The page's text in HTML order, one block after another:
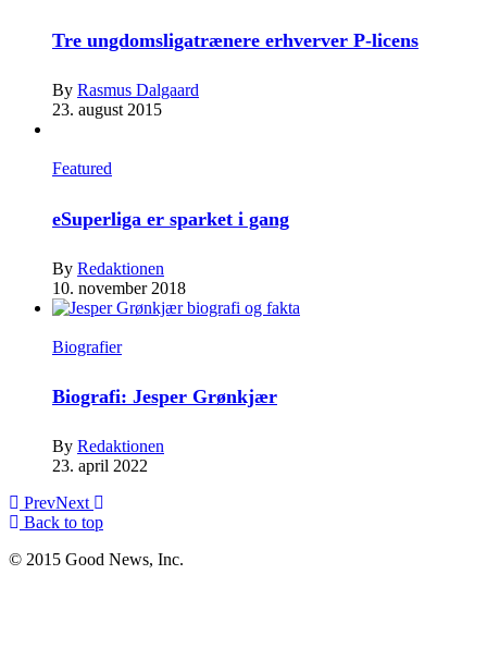
Tre ungdomsligatrænere erhverver P-licens
By Rasmus Dalgaard
23. august 2015
Featured
eSuperliga er sparket i gang
By Redaktionen
10. november 2018
Biografier
Biografi: Jesper Grønkjær
By Redaktionen
23. april 2022
PrevNext
Back to top
© 2015 Good News, Inc.